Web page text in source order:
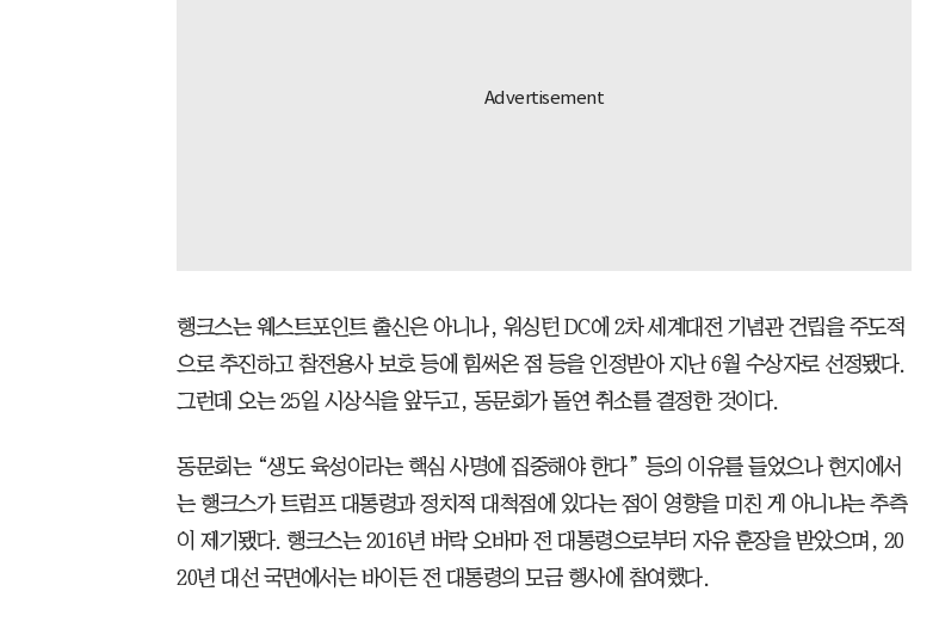
행크스는 웨스트포인트 출신은 아니나, 워싱턴 DC에 2차 세계대전 기념관 건립을 주도적
으로 추진하고 참전용사 보호 등에 힘써온 점 등을 인정받아 지난 6월 수상자로 선정됐다.
그런데 오는 25일 시상식을 앞두고, 동문회가 돌연 취소를 결정한 것이다.
동문회는 “생도 육성이라는 핵심 사명에 집중해야 한다” 등의 이유를 들었으나 현지에서
는 행크스가 트럼프 대통령과 정치적 대척점에 있다는 점이 영향을 미친 게 아니냐는 추측
이 제기됐다. 행크스는 2016년 버락 오바마 전 대통령으로부터 자유 훈장을 받았으며, 20
20년 대선 국면에서는 바이든 전 대통령의 모금 행사에 참여했다.